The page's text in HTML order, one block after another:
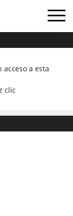
a esta
clic